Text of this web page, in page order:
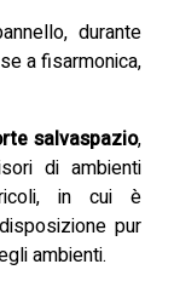
durante
a fisarmonica,
salvaspazio,
di ambienti
in cui è
pur
ambienti.